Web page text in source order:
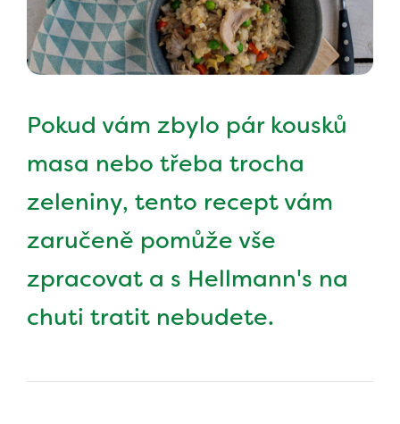
Pokud vám zbylo pár kousků
masa nebo třeba trocha
zeleniny, tento recept vám
zaručeně pomůže vše
zpracovat a s Hellmann's na
chuti tratit nebudete.